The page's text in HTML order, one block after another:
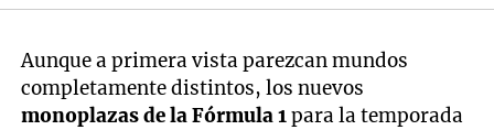
Aunque a primera vista parezcan mundos
completamente distintos, los nuevos
monoplazas de la Fórmula 1para la temporada